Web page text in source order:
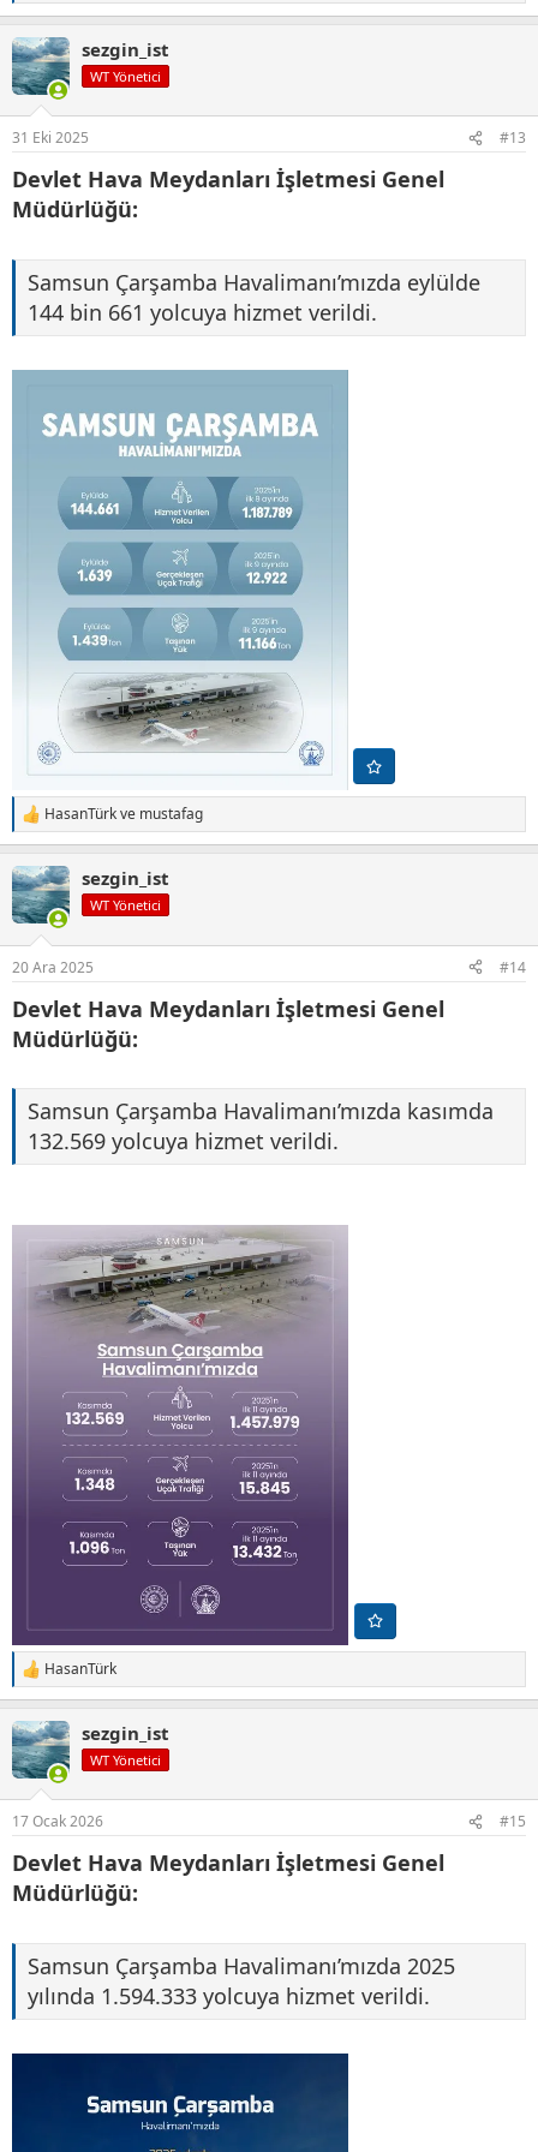
e
k
i
l
sezgin_ist
WT Yönetici
31 Eki 2025 #13
Devlet Hava Meydanları İşletmesi Genel
Müdürlüğü:
Samsun Çarşamba Havalimanı’mızda eylülde
144 bin 661 yolcuya hizmet verildi.
T
e
k
i
l
:
HasanTürkve mustafag
sezgin_ist
WT Yönetici
20 Ara 2025 #14
Devlet Hava Meydanları İşletmesi Genel
Müdürlüğü:
Samsun Çarşamba Havalimanı’mızda kasımda
132.569 yolcuya hizmet verildi.
T
e
k
i
l
:
HasanTürk
sezgin_ist
WT Yönetici
17 Ocak 2026 #15
Devlet Hava Meydanları İşletmesi Genel
Müdürlüğü:
Samsun Çarşamba Havalimanı’mızda 2025
yılında 1.594.333 yolcuya hizmet verildi.